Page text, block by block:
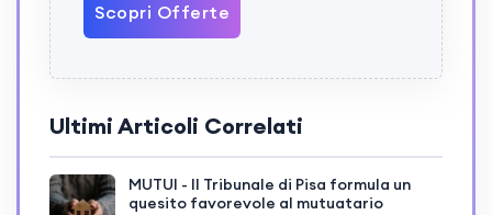
Scopri Offerte
Ultimi Articoli Correlati
MUTUI - Il Tribunale di Pisa formula un
quesito favorevole al mutuatario